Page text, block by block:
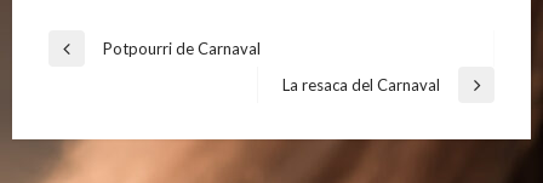
Navegación
Entrada
Potpourri de Carnaval
Entrada
La resaca del Carnaval